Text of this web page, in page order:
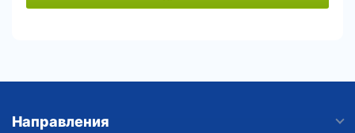
Направления